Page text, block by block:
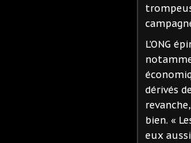
L’ONG
dérivés
bien. «
eux